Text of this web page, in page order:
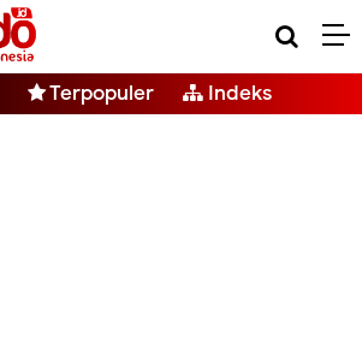
Terpopuler Indeks